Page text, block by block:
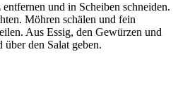
und in Scheiben schneiden.
Möhren schälen und fein
Aus Essig, den Gewürzen und
den Salat geben.